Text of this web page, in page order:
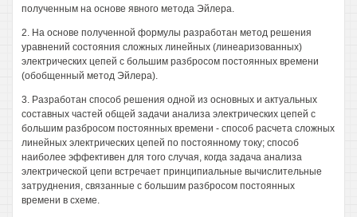
полученным на основе явного метода Эйлера.
2. На основе полученной формулы разработан метод решения
уравнений состояния сложных линейных (линеаризованных)
электрических цепей с большим разбросом постоянных времени
(обобщенный метод Эйлера).
3. Разработан способ решения одной из основных и актуальных
составных частей общей задачи анализа электрических цепей с
большим разбросом постоянных времени - способ расчета сложных
линейных электрических цепей по постоянному току; способ
наиболее эффективен для того случая, когда задача анализа
электрической цепи встречает принципиальные вычислительные
затруднения, связанные с большим разбросом постоянных
времени в схеме.